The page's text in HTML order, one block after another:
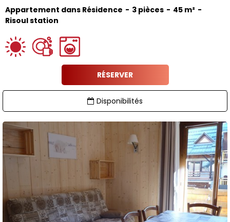
Appartement dans Résidence
3 pièces 45 m²
Risoul station
RÉSERVER
Disponibilités